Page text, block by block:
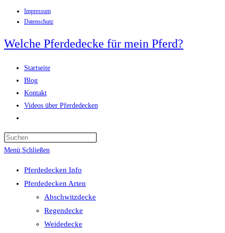
Inhalt
Impressum
Datenschutz
Welche Pferdedecke für mein Pferd?
Startseite
Blog
Kontakt
Videos über Pferdedecken
umschalten
Menü Schließen
Pferdedecken Info
Pferdedecken Arten
Abschwitzdecke
Regendecke
Weidedecke